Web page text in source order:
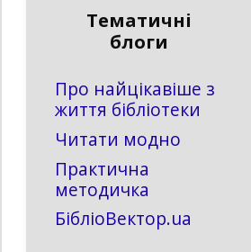
Тематичні
блоги
Про найцікавіше з
життя бібліотеки
Читати модно
Практична
методичка
БібліоВектор.ua